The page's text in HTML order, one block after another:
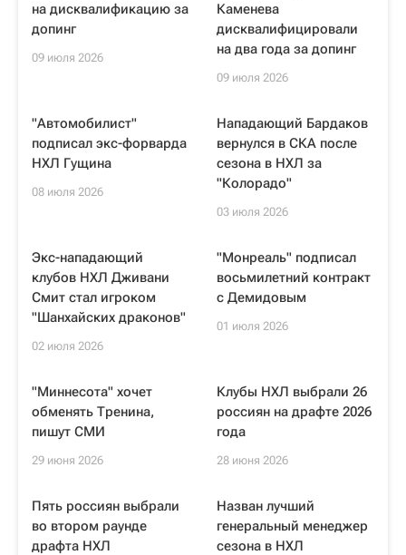
на дисквалификацию за
допинг
09 июля 2026
Каменева
дисквалифицировали
на два года за допинг
09 июля 2026
"Автомобилист"
подписал экс-форварда
НХЛ Гущина
08 июля 2026
Нападающий Бардаков
вернулся в СКА после
сезона в НХЛ за
"Колорадо"
03 июля 2026
Экс-нападающий
клубов НХЛ Дживани
Смит стал игроком
"Шанхайских драконов"
02 июля 2026
"Монреаль" подписал
восьмилетний контракт
с Демидовым
01 июля 2026
"Миннесота" хочет
обменять Тренина,
пишут СМИ
29 июня 2026
Клубы НХЛ выбрали 26
россиян на драфте 2026
года
28 июня 2026
Пять россиян выбрали
во втором раунде
драфта НХЛ
Назван лучший
генеральный менеджер
сезона в НХЛ